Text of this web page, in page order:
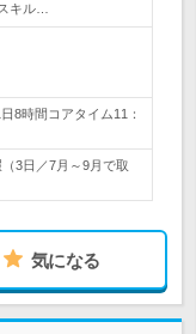
キル…
8時間コアタイム11：
3日／7月～9月で取
気になる